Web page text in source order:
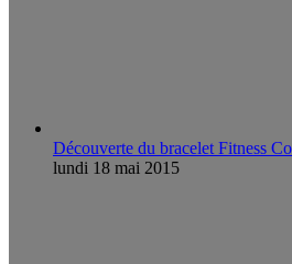
Découverte du bracelet Fitness
lundi 18 mai 2015